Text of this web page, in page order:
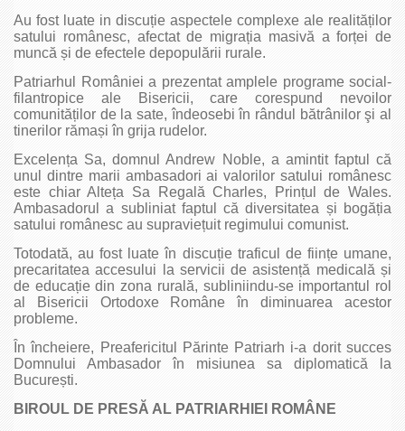
Au fost luate in discuție aspectele complexe ale realităților
satului românesc, afectat de migrația masivă a forței de
muncă și de efectele depopulării rurale.
Patriarhul României a prezentat amplele programe social-
filantropice ale Bisericii, care corespund nevoilor
comunităților de la sate, îndeosebi în rândul bătrânilor şi al
tinerilor rămași în grija rudelor.
Excelența Sa, domnul Andrew Noble, a amintit faptul că
unul dintre marii ambasadori ai valorilor satului românesc
este chiar Alteța Sa Regală Charles, Prințul de Wales.
Ambasadorul a subliniat faptul că diversitatea și bogăția
satului românesc au supraviețuit regimului comunist.
Totodată, au fost luate în discuție traficul de ființe umane,
precaritatea accesului la servicii de asistență medicală și
de educație din zona rurală, subliniindu-se importantul rol
al Bisericii Ortodoxe Române în diminuarea acestor
probleme.
În încheiere, Preafericitul Părinte Patriarh i-a dorit succes
Domnului Ambasador în misiunea sa diplomatică la
București.
BIROUL DE PRESĂ AL PATRIARHIEI ROMÂNE